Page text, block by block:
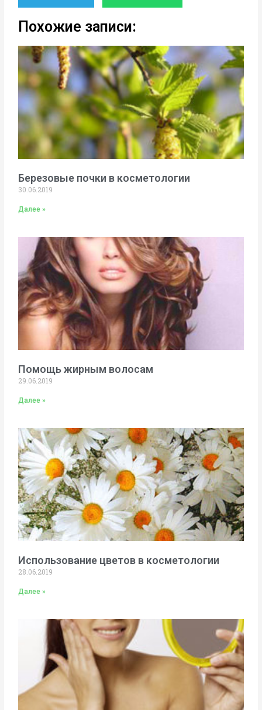
Похожие записи:
Березовые почки в косметологии
30.06.2019
Далее »
Помощь жирным волосам
29.06.2019
Далее »
Использование цветов в косметологии
28.06.2019
Далее »